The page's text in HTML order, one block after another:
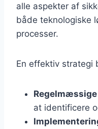
alle aspekter af
både teknologiske
processer.
En effektiv strategi
at identificere